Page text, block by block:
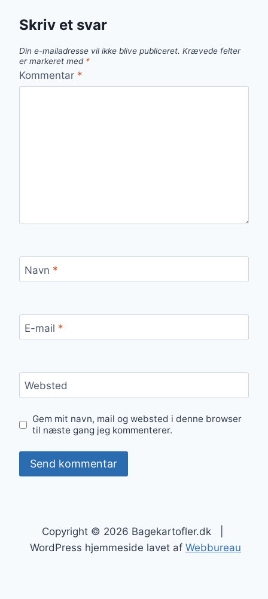
Skriv et svar
Din e-mailadresse vil ikke blive publiceret. Krævede felter
er markeret med *
Kommentar *
Navn *
E-mail *
Websted
Gem mit navn, mail og websted i denne browser
til næste gang jeg kommenterer.
Copyright © 2026 Bagekartofler.dk |
WordPress hjemmeside lavet af Webbureau